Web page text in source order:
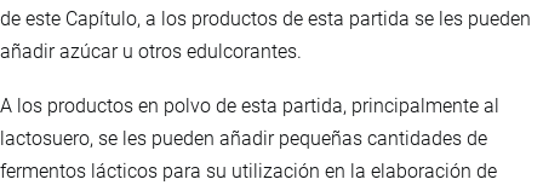
de este Capítulo, a los productos de esta partida se les pueden
añadir azúcar u otros edulcorantes.
A los productos en polvo de esta partida, principalmente al
lactosuero, se les pueden añadir pequeñas cantidades de
fermentos lácticos para su utilización en la elaboración de